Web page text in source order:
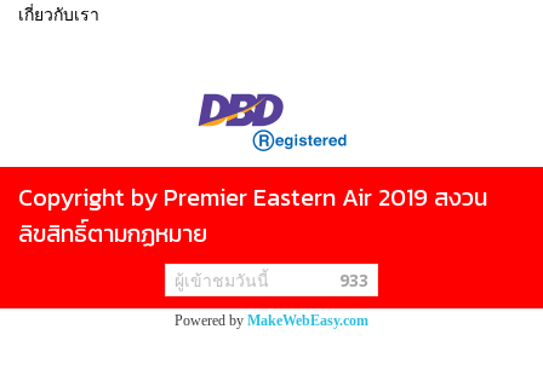
เกี่ยวกับเรา
Copyright by Premier Eastern Air 2019 สงวน
ลิขสิทธิ์ตามกฏหมาย
ผู้เข้าชมวันนี้ 933
Powered by MakeWebEasy.com